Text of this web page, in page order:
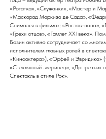
«Рогатка», «Служанки», «Мастер и
«Маскарад Маркиза де Сада»,
Снимался в фильмах: «Ростов-папа»,
«Грехи отцов», «Гамлет XXI века».
Бозин активно сотрудничает со
исполнителем главных ролей в
«Киноактера»), «Орфей и Эвридика»
«Стеклянный зверинец», «До третьих
Спектакль в стиле Рок».